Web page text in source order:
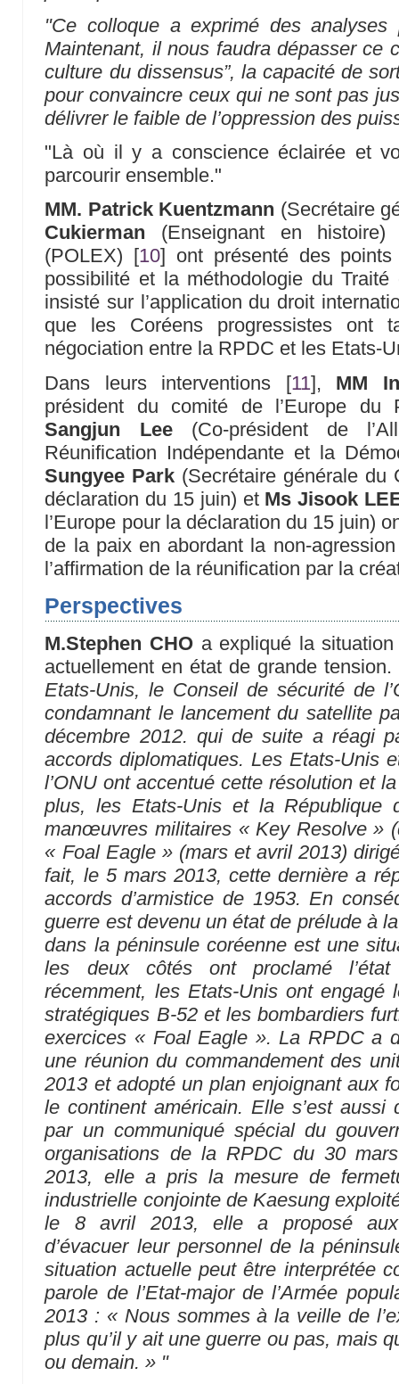
"Ce colloque a exprimé des analyses
Maintenant, il nous faudra dépasser ce
culture du dissensus”, la capacité de
pour convaincre ceux qui ne sont pas
délivrer le faible de l’oppression des
"Là où il y a conscience éclairée et
parcourir ensemble."
MM. Patrick Kuentzmann (Secrétaire
Cukierman (Enseignant en
(POLEX) [10]
ont présenté des
possibilité et la méthodologie du
insisté sur l’application du droit
que les Coréens progressistes
négociation entre la RPDC et les Etats-
Dans leurs interventions [11], MM
président du comité de l’Europe du
Sangjun Lee(Co-président de
Réunification Indépendante et la
Sungyee Park (Secrétaire générale du
déclaration du 15 juin) et Ms Jisook
l’Europe pour la déclaration du 15 juin)
de la paix en abordant la non-
l’affirmation de la réunification par la
Perspectives
M.Stephen CHO a expliqué la
actuellement en état de grande
Etats-Unis, le Conseil de sécurité de
condamnant le lancement du satellite
décembre 2012. qui de suite a réagi
accords diplomatiques. Les Etats-Unis
l’ONU ont accentué cette résolution et
plus, les Etats-Unis et la République
manœuvres militaires « Key Resolve »
« Foal Eagle » (mars et avril 2013)
fait, le 5 mars 2013, cette dernière a
accords d’armistice de 1953. En
guerre est devenu un état de prélude à
dans la péninsule coréenne est une
les deux côtés ont proclamé l’état
récemment, les Etats-Unis ont engagé
stratégiques B-52 et les bombardiers
exercices « Foal Eagle ». La RPDC a
une réunion du commandement des
2013 et adopté un plan enjoignant aux
le continent américain. Elle s’est aussi
par un communiqué spécial du
organisations de la RPDC du 30
2013, elle a pris la mesure de
industrielle conjointe de Kaesung
le 8 avril 2013, elle a proposé aux
d’évacuer leur personnel de la
situation actuelle peut être interprétée
parole de l’Etat-major de l’Armée
2013 : « Nous sommes à la veille de
plus qu’il y ait une guerre ou pas, mais
ou demain. » "